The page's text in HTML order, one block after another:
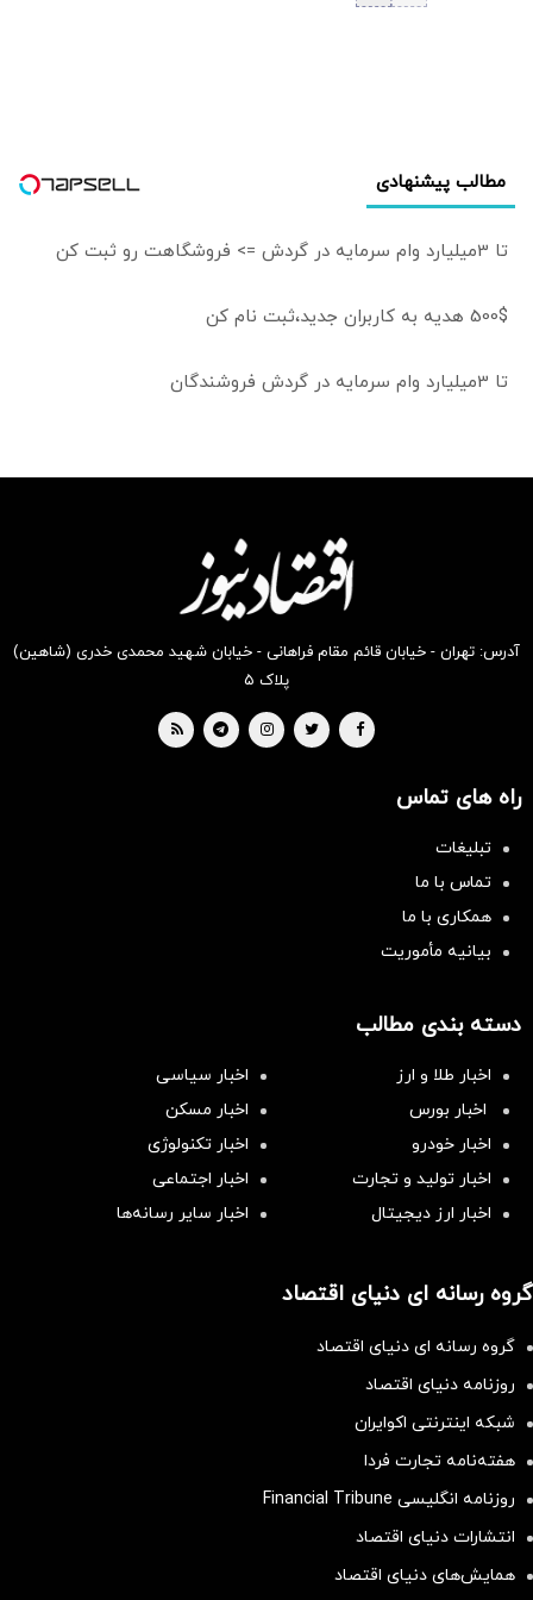
دنبال حفظ وضعیت
مطالب پیشنهادی
تا 3میلیارد وام سرمایه در گردش => فروشگاهت رو ثبت کن
500$ هدیه به کاربران جدید،ثبت نام کن
تا 3میلیارد وام سرمایه در گردش فروشندگان
آدرس: تهران - خیابان قائم مقام فراهانی - خیابان شهید محمدی خدری (شاهین)
پلاک ۵
راه های تماس
تبلیغات
تماس با ما
همکاری با ما
بیانیه مأموریت
دسته بندی مطالب
اخبار طلا و ارز
اخبار سیاسی
اخبار بورس
اخبار مسکن
اخبار خودرو
اخبار تکنولوژی
اخبار تولید و تجارت
اخبار اجتماعی
اخبار ارز دیجیتال
اخبار سایر رسانه‌‌ها
گروه رسانه ای دنیای اقتصاد
گروه رسانه ای دنیای اقتصاد
روزنامه دنیای اقتصاد
شبکه اینترنتی اکوایران
هفته‌نامه تجارت فردا
روزنامه انگلیسی Financial Tribune
انتشارات دنیای اقتصاد
همایش‌های دنیای اقتصاد